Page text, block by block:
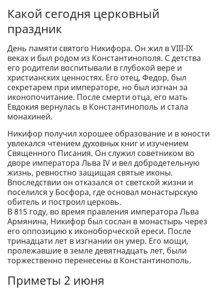
Какой сегодня церковный
праздник
День памяти святого Никифора. Он жил в VIII-IX
веках и был родом из Константинополя. С детства
его родители воспитывали в глубокой вере и
христианских ценностях. Его отец, Федор, был
секретарем при императоре, но был изгнан за
иконопочитание. После смерти отца, его мать
Евдокия вернулась в Константинополь и стала
монахиней.
Никифор получил хорошее образование и в юности
увлекался чтением духовных книг и изучением
Священного Писания. Он служил советником во
дворе императора Льва IV и вел добродетельную
жизнь, ревностно защищая святые иконы.
Впоследствии он отказался от светской жизни и
поселился у Босфора, где основал монастырскую
обитель и построил церковь.
В 815 году, во время правления императора Льва
Армянина, Никифор был сослан в монастырь через
его оппозицию к иконоборческой ереси. После
тринадцати лет в изгнании он умер. Его мощи,
пролежавшие в земле девятнадцать лет, были
торжественно перенесены в Константинополь.
Приметы 2 июня